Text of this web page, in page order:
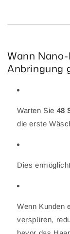
Wann
Anbringung
Warten Sie 48
die erste
Dies
Wenn Kunden
verspüren,